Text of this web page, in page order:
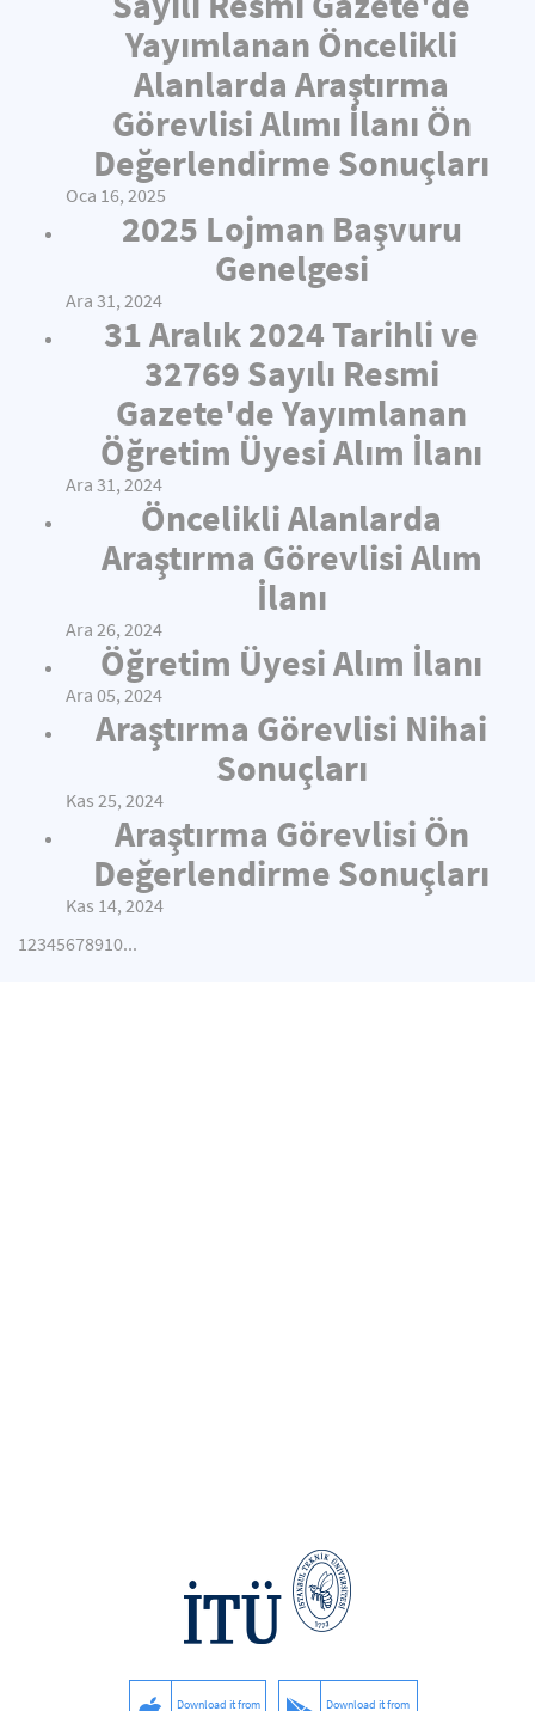
Yayımlanan Öncelikli
Alanlarda Araştırma
Görevlisi Alımı İlanı Ön
Değerlendirme Sonuçları
Oca 16, 2025
2025 Lojman Başvuru
Genelgesi
Ara 31, 2024
31 Aralık 2024 Tarihli ve
32769 Sayılı Resmi
Gazete'de Yayımlanan
Öğretim Üyesi Alım İlanı
Ara 31, 2024
Öncelikli Alanlarda
Araştırma Görevlisi Alım
İlanı
Ara 26, 2024
Öğretim Üyesi Alım İlanı
Ara 05, 2024
Araştırma Görevlisi Nihai
Sonuçları
Kas 25, 2024
Araştırma Görevlisi Ön
Değerlendirme Sonuçları
Kas 14, 2024
12345678910...
Download it from Download it from